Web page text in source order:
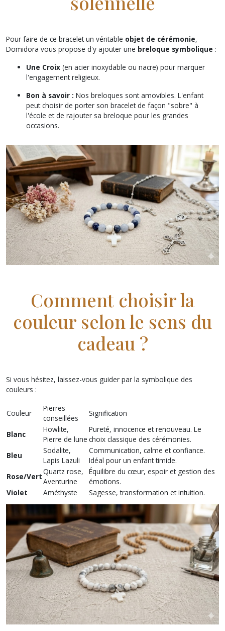
Pour faire de ce bracelet un véritable objet de cérémonie,
Domidora vous propose d'y ajouter une breloque symbolique :
Une Croix (en acier inoxydable ou nacre) pour marquer
l'engagement religieux.
Bon à savoir : Nos breloques sont amovibles. L'enfant
peut choisir de porter son bracelet de façon "sobre" à
l'école et de rajouter sa breloque pour les grandes
occasions.
Comment choisir la
couleur selon le sens du
cadeau ?
Si vous hésitez, laissez-vous guider par la symbolique des
couleurs :
Couleur
Pierres
conseillées
Signification
Blanc
Howlite,
Pierre de lune
Pureté, innocence et renouveau. Le
choix classique des cérémonies.
Bleu
Sodalite,
Lapis Lazuli
Communication, calme et confiance.
Idéal pour un enfant timide.
Rose/Vert
Quartz rose,
Aventurine
Équilibre du cœur, espoir et gestion des
émotions.
Violet
Améthyste Sagesse, transformation et intuition.